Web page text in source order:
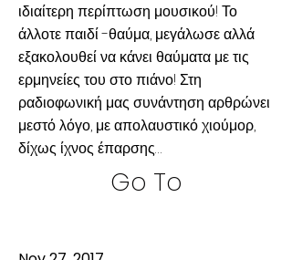
ιδιαίτερη περίπτωση μουσικού! Το
άλλοτε παιδί -θαύμα, μεγάλωσε αλλά
εξακολουθεί να κάνει θαύματα με τις
ερμηνείες του στο πιάνο! Στη
ραδιοφωνική μας συνάντηση αρθρώνει
μεστό λόγο, με απολαυστικό χιούμορ,
δίχως ίχνος έπαρσης…
Go To